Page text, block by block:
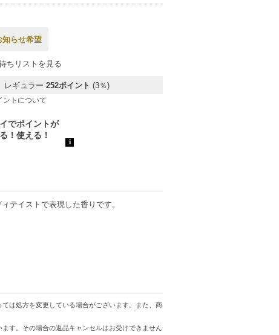
知らせ希望
ちリストを見る
レギュラー 252ポイント (3％)
ントについて
テイストで表現した香りです。
コンビニ後払いに変更をさせて頂きます。
配送便のご指定はできません。
は処方を変更している場合がございます。また、商
す。その場合の返品キャンセルはお受けできません